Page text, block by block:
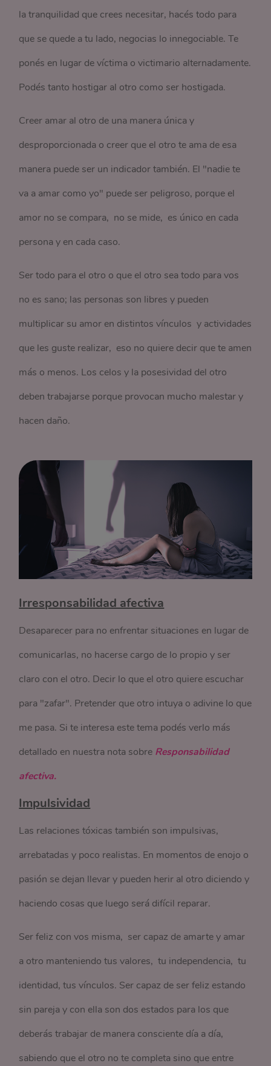
la tranquilidad que crees necesitar, hacés todo para
que se quede a tu lado, negocias lo innegociable. Te
ponés en lugar de víctima o victimario alternadamente.
Podés tanto hostigar al otro como ser hostigada.
Creer amar al otro de una manera única y
desproporcionada o creer que el otro te ama de esa
manera puede ser un indicador también. El "nadie te
va a amar como yo" puede ser peligroso, porque el
amor no se compara, no se mide, es único en cada
persona y en cada caso.
Ser todo para el otro o que el otro sea todo para vos
no es sano; las personas son libres y pueden
multiplicar su amor en distintos vínculos y actividades
que les guste realizar, eso no quiere decir que te amen
más o menos. Los celos y la posesividad del otro
deben trabajarse porque provocan mucho malestar y
hacen daño.
Irresponsabilidad afectiva
Desaparecer para no enfrentar situaciones en lugar de
comunicarlas, no hacerse cargo de lo propio y ser
claro con el otro. Decir lo que el otro quiere escuchar
para "zafar". Pretender que otro intuya o adivine lo que
me pasa. Si te interesa este tema podés verlo más
detallado en nuestra nota sobre Responsabilidad
afectiva.
Impulsividad
Las relaciones tóxicas también son impulsivas,
arrebatadas y poco realistas. En momentos de enojo o
pasión se dejan llevar y pueden herir al otro diciendo y
haciendo cosas que luego será difícil reparar.
Ser feliz con vos misma, ser capaz de amarte y amar
a otro manteniendo tus valores, tu independencia, tu
identidad, tus vínculos. Ser capaz de ser feliz estando
sin pareja y con ella son dos estados para los que
deberás trabajar de manera consciente día a día,
sabiendo que el otro no te completa sino que entre